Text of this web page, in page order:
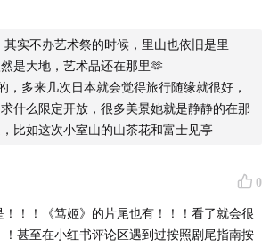
几个橘子”
！”
与《咒术回战》
军基地
我的地上放这些东西？就是不明白！”
其实不办艺术祭的时候，里山也依旧是里
是大地，艺术品还在那里🫶
，多来几次日本就会觉得旅行随缘就很好，
什么限定开放，很多美景她就是静静的在那
比如这次小室山的山茶花和富士见亭
0
！！！《笃姬》的片尾也有！！！看了就会很
！甚至在小红书评论区遇到过按照剧尾指南按